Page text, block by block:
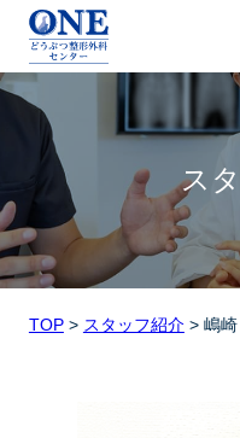
ス
TOP> スタッフ紹介> 嶋